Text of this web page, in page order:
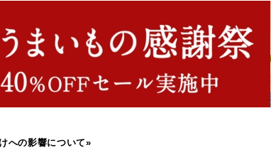
への影響について»